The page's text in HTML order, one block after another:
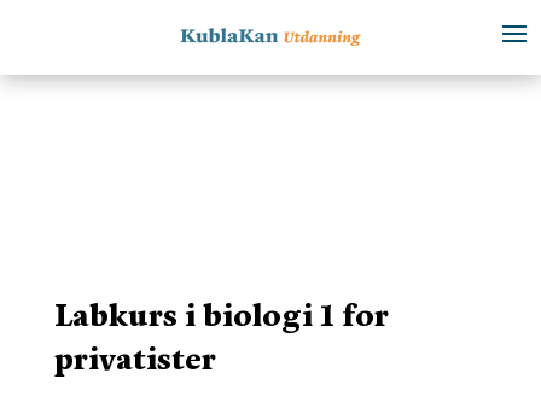
Labkurs i biologi 1 for
privatister